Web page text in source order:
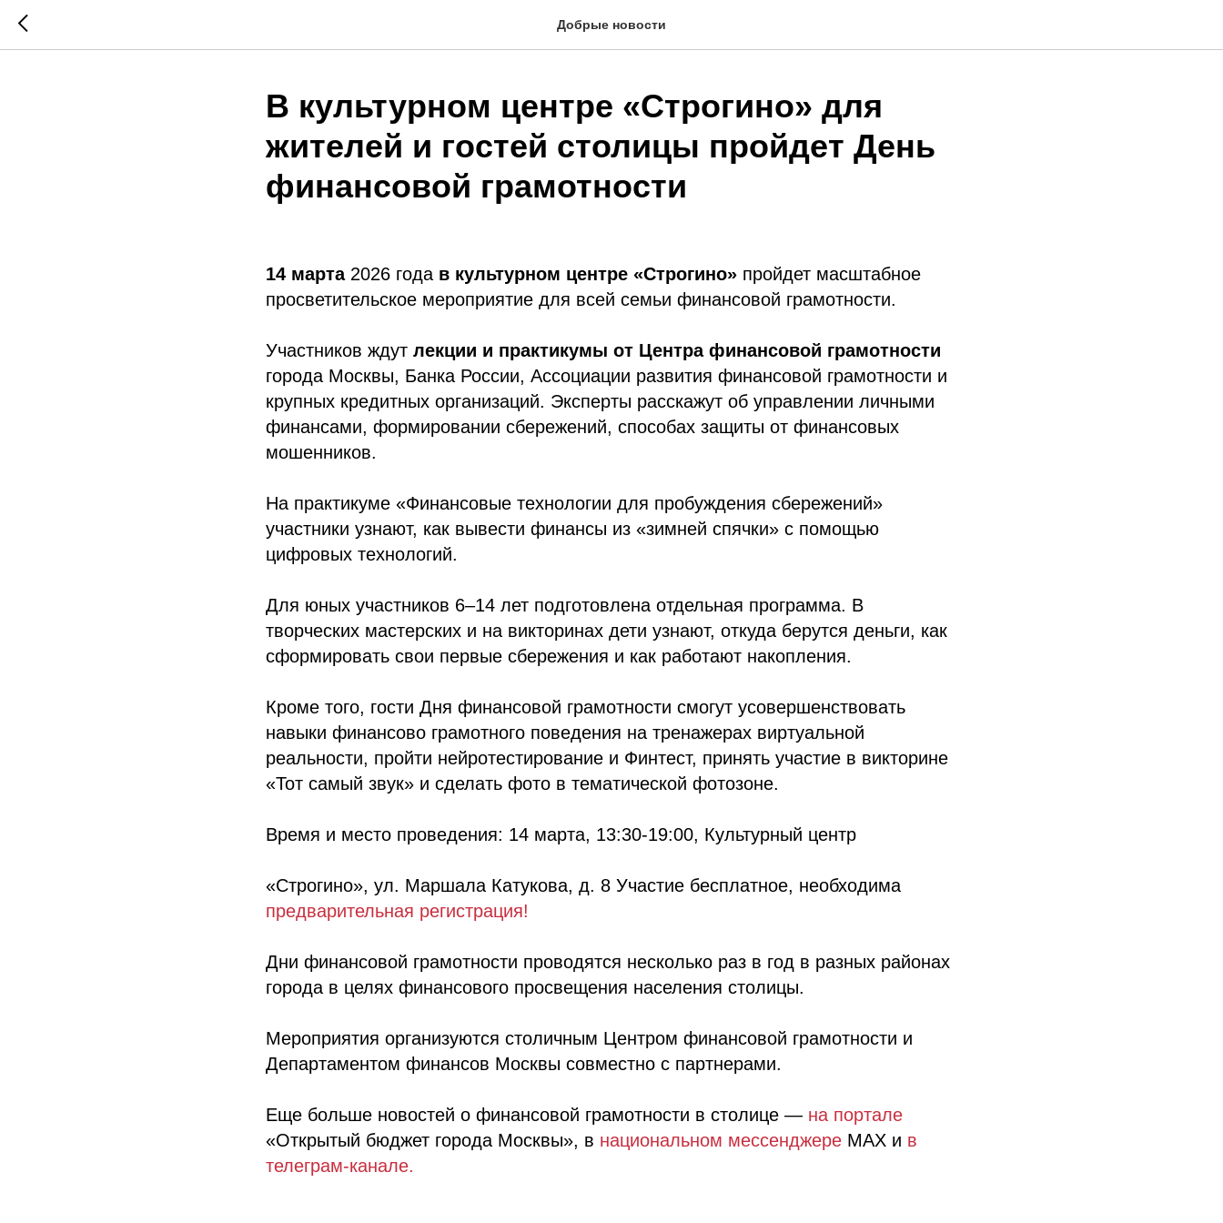
Добрые новости
В культурном центре «Строгино» для
жителей и гостей столицы пройдет День
финансовой грамотности
14 марта2026 года в культурном центре «Строгино» пройдет масштабное
просветительское мероприятие для всей семьи финансовой грамотности.
Участников ждут лекции и практикумы от Центра финансовой грамотности
города Москвы, Банка России, Ассоциации развития финансовой грамотности и
крупных кредитных организаций. Эксперты расскажут об управлении личными
финансами, формировании сбережений, способах защиты от финансовых
мошенников.
На практикуме «Финансовые технологии для пробуждения сбережений»
участники узнают, как вывести финансы из «зимней спячки» с помощью
цифровых технологий.
Для юных участников 6–14 лет подготовлена отдельная программа. В
творческих мастерских и на викторинах дети узнают, откуда берутся деньги, как
сформировать свои первые сбережения и как работают накопления.
Кроме того, гости Дня финансовой грамотности смогут усовершенствовать
навыки финансово грамотного поведения на тренажерах виртуальной
реальности, пройти нейротестирование и Финтест, принять участие в викторине
«Тот самый звук» и сделать фото в тематической фотозоне.
Время и место проведения: 14 марта, 13:30-19:00, Культурный центр
«Строгино», ул. Маршала Катукова, д. 8 Участие бесплатное, необходима
предварительная регистрация!
Дни финансовой грамотности проводятся несколько раз в год в разных районах
города в целях финансового просвещения населения столицы.
Мероприятия организуются столичным Центром финансовой грамотности и
Департаментом финансов Москвы совместно с партнерами.
Еще больше новостей о финансовой грамотности в столице — на портале
«Открытый бюджет города Москвы», в национальном мессенджере МАХ и в
телеграм-канале.